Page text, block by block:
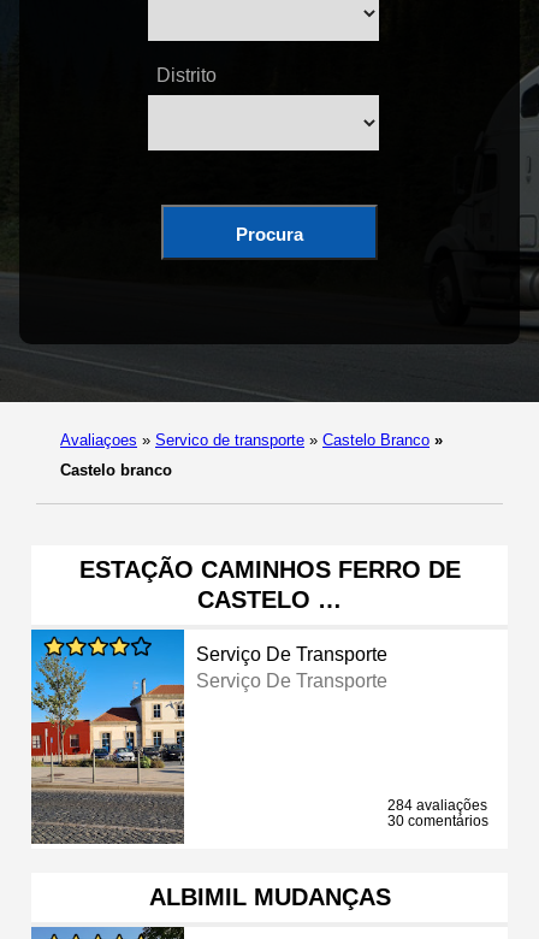
Distrito
Procura
Avaliaçoes » Servico de transporte » Castelo Branco »
Castelo branco
ESTAÇÃO CAMINHOS FERRO DE
CASTELO …
Serviço De Transporte
Serviço De Transporte
284 avaliações
30 comentários
ALBIMIL MUDANÇAS